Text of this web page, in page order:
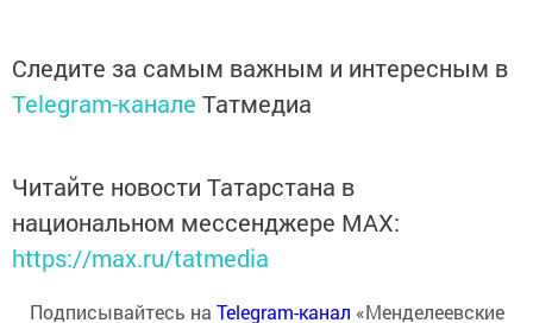
Следите за самым важным и интересным в
Telegram-канале Татмедиа
Читайте новости Татарстана в
национальном мессенджере MАХ:
https://max.ru/tatmedia
Подписывайтесь на Telegram-канал «Менделеевские